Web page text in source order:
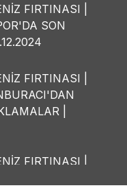
FIRTINASI |
SON
FIRTINASI |
|
FIRTINASI |